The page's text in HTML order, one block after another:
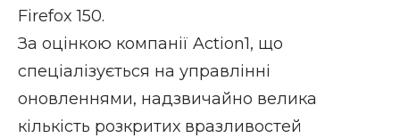
Firefox 150.
За оцінкою компанії Action1, що
спеціалізується на управлінні
оновленнями, надзвичайно велика
кількість розкритих вразливостей